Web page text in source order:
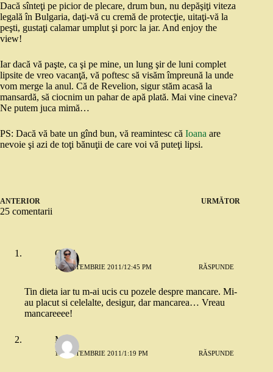
Dacă sînteţi pe picior de plecare, drum bun, nu depăşiţi viteza
legală în Bulgaria, daţi-vă cu cremă de protecţie, uitaţi-vă la
peşti, gustaţi calamar umplut şi porc la jar. And enjoy the
view!
Iar dacă vă paşte, ca şi pe mine, un lung şir de luni complet
lipsite de vreo vacanţă, vă poftesc să visăm împreună la unde
vom merge la anul. Că de Revelion, sigur stăm acasă la
mansardă, să ciocnim un pahar de apă plată. Mai vine cineva?
Ne putem juca mimă…
PS: Dacă vă bate un gînd bun, vă reamintesc că Ioana are
nevoie şi azi de toţi bănuţii de care voi vă puteţi lipsi.
ANTERIOR URMĂTOR
25 comentarii
Cami
15 SEPTEMBRIE 2011/12:45 PM RĂSPUNDE
Tin dieta iar tu m-ai ucis cu pozele despre mancare. Mi-
au placut si celelalte, desigur, dar mancarea… Vreau
mancareeee!
Mara
15 SEPTEMBRIE 2011/1:19 PM RĂSPUNDE